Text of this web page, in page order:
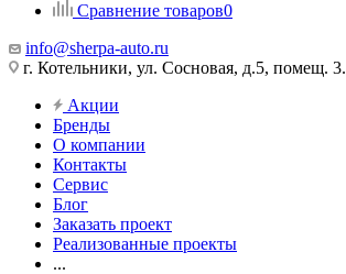
Сравнение товаров0
info@sherpa-auto.ru
г. Котельники, ул. Сосновая, д.5, помещ. 3.
Акции
Бренды
О компании
Контакты
Сервис
Блог
Заказать проект
Реализованные проекты
...